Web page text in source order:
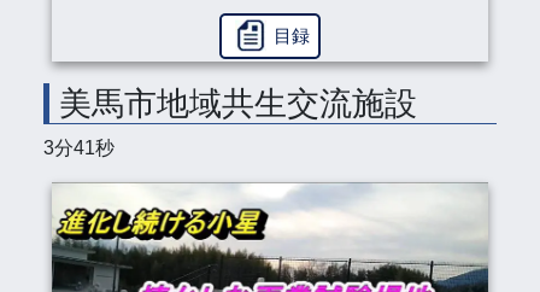
目録
美馬市地域共生交流施設
3分41秒